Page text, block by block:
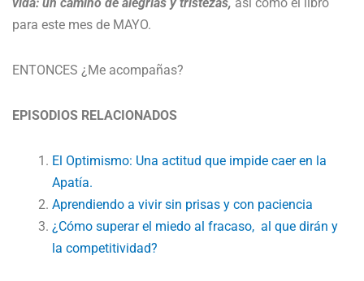
vida: un camino de alegrías y tristezas, así como el libro
para este mes de MAYO.
ENTONCES ¿Me acompañas?
EPISODIOS RELACIONADOS
El Optimismo: Una actitud que impide caer en la
Apatía.
Aprendiendo a vivir sin prisas y con paciencia
¿Cómo superar el miedo al fracaso, al que dirán y
la competitividad?